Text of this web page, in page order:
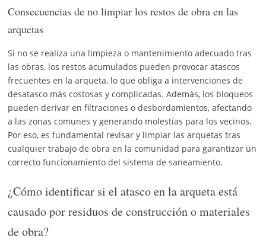
Consecuencias de no limpiar los restos de obra en las
arquetas
Si no se realiza una limpieza o mantenimiento adecuado tras
las obras, los restos acumulados pueden provocar atascos
frecuentes en la arqueta, lo que obliga a intervenciones de
desatasco más costosas y complicadas. Además, los bloqueos
pueden derivar en filtraciones o desbordamientos, afectando
a las zonas comunes y generando molestias para los vecinos.
Por eso, es fundamental revisar y limpiar las arquetas tras
cualquier trabajo de obra en la comunidad para garantizar un
correcto funcionamiento del sistema de saneamiento.
¿Cómo identificar si el atasco en la arqueta está
causado por residuos de construcción o materiales
de obra?